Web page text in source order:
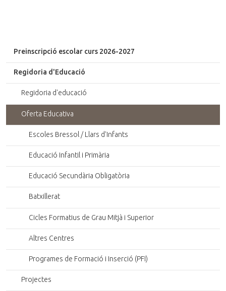
Preinscripció escolar curs 2026-2027
Regidoria d'Educació
Regidoria d'educació
Oferta Educativa
Escoles Bressol / Llars d'Infants
Educació Infantil i Primària
Educació Secundària Obligatòria
Batxillerat
Cicles Formatius de Grau Mitjà i Superior
Altres Centres
Programes de Formació i Inserció (PFI)
Projectes